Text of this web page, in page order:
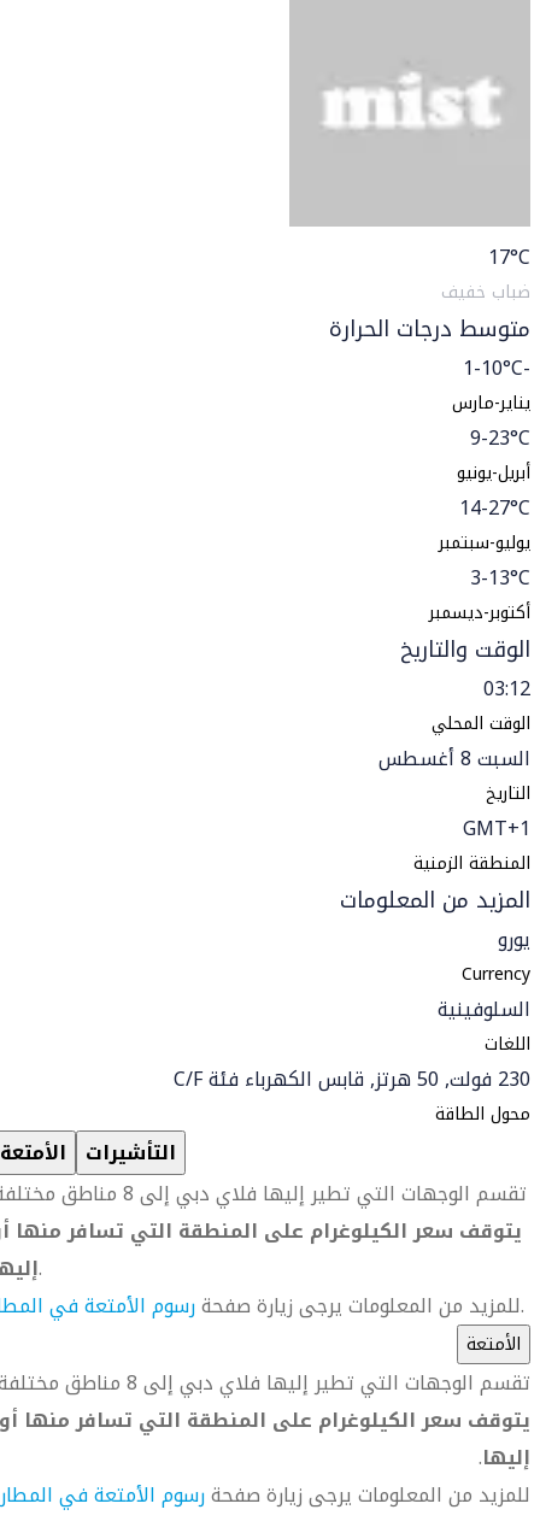
17°C
ضباب خفيف
متوسط درجات الحرارة
-1-10°C
يناير-مارس
9-23°C
أبريل-يونيو
14-27°C
يوليو-سبتمبر
3-13°C
أكتوبر-ديسمبر
الوقت والتاريخ
03:12
الوقت المحلي
السبت 8 أغسطس
التاريخ
GMT+1
المنطقة الزمنية
المزيد من المعلومات
يورو
Currency
السلوفينية
اللغات
230 فولت, 50 هرتز, قابس الكهرباء فئة C/F
محول الطاقة
الأمتعة التأشيرات
تقسم الوجهات التي تطير إليها فلاي دبي إلى 8 مناطق مختلفة.
يتوقف سعر الكيلوغرام على المنطقة التي تسافر منها
.
للمزيد من المعلومات يرجى زيارة صفحةرسوم الأمتعة في .
الأمتعة
تقسم الوجهات التي تطير إليها فلاي دبي إلى 8 مناطق مختلفة.
يتوقف سعر الكيلوغرام على المنطقة التي تسافر منها أو
إليها.
للمزيد من المعلومات يرجى زيارة صفحةرسوم الأمتعة في المطار